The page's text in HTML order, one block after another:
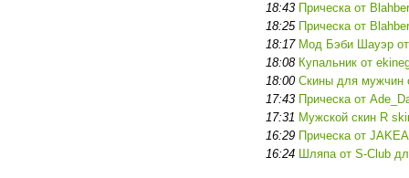
18:43 Прическа от
18:25 Прическа от
18:17 Мод Бэби Шауэр
18:08 Купальник от
18:00 Скины для мужчин
17:43 Прическа от
17:31 Мужской скин R
16:29 Прическа от
16:24 Шляпа от S-Club